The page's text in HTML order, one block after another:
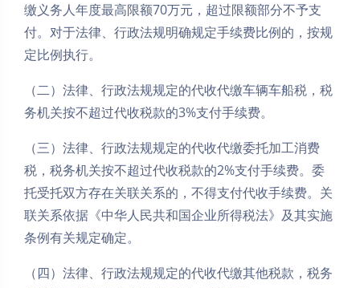
缴义务人年度最高限额70万元，超过限额部分不予支
付。对于法律、行政法规明确规定手续费比例的，按规
定比例执行。
（二）法律、行政法规规定的代收代缴车辆车船税，税
务机关按不超过代收税款的3%支付手续费。
（三）法律、行政法规规定的代收代缴委托加工消费
税，税务机关按不超过代收税款的2%支付手续费。委
托受托双方存在关联关系的，不得支付代收手续费。关
联关系依据《中华人民共和国企业所得税法》及其实施
条例有关规定确定。
（四）法律、行政法规规定的代收代缴其他税款，税务